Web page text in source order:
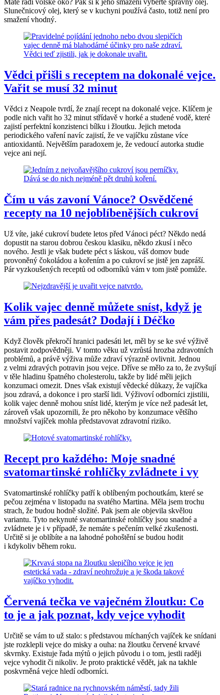
Slunečnicový olej, který se v kuchyni používá často, totiž není pro
smažení vhodný.
Vědci přišli s receptem na dokonalé vejce.
Vařit se musí 32 minut
Vědci z Neapole tvrdí, že znají recept na dokonalé vejce. Klíčem je
podle nich vařit ho 32 minut střídavě v horké a studené vodě, které
zajistí perfektní konzistenci bílku i žloutku. Jejich metoda
periodického vaření navíc zajistí, že ve vajíčku zůstane více
antioxidantů. Největším paradoxem je, že vedoucí autorka studie
vejce ani nejí.
Čím u vás zavoní Vánoce? Osvědčené
recepty na 10 nejoblíbenějších cukroví
Už víte, jaké cukroví budete letos před Vánoci péct? Někdo nedá
dopustit na starou dobrou českou klasiku, někdo zkusí i něco
nového. Jestli je však budete péct s láskou, váš domov bude
provoněný čokoládou a kořením a po cukroví se jistě jen zapráší.
Pár vyzkoušených receptů od odborníků vám v tom jistě pomůže.
Kolik vajec denně můžete sníst, když je
vám přes padesát? Dodají i Déčko
Když člověk překročí hranici padesáti let, měl by se ke své výživě
postavit zodpovědněji. V tomto věku už vzrůstá hrozba zdravotních
problémů, a právě výživa může zdraví výrazně ovlivnit. Jednou
z velmi zdravých potravin jsou vejce. Dříve se mělo za to, že zvyšují
v těle hladinu špatného cholesterolu, takže by lidé měli jejich
konzumaci omezit. Dnes však existují vědecké důkazy, že vajíčka
jsou zdravá, a dokonce i pro starší lidi. Výživoví odborníci zjistilii,
kolik vajec denně mohou sníst lidé, kterým je více než padesát let,
zároveň však upozornili, že pro někoho by konzumace většího
množství vajíček mohla představovat zdravotní riziko.
Recept pro každého: Moje snadné
svatomartinské rohlíčky zvládnete i vy
Svatomartinské rohlíčky patří k oblíbeným pochoutkám, které se
pečou zejména v listopadu na svatého Martina. Měla jsem trochu
strach, že budou hodně složité. Pak jsem ale objevila skvělou
variantu. Tyto nekynuté svatomartinské rohlíčky jsou snadné a
zvládnete je i v případě, že nemáte s pečením velké zkušenosti.
Určitě si je oblíbíte a na lahodné pohoštění se budou hodit
i kdykoliv během roku.
Červená tečka ve vaječném žloutku: Co
to je a jak poznat, kdy vejce vyhodit
Určitě se vám to už stalo: s představou míchaných vajíček ke snídani
jste rozklepli vejce do misky a ouha: na žloutku červené krvavé
skvrnky. Existuje řada mýtů o jejich původu i o tom, jestli raději
vejce vyhodit či nikoliv. Je proto praktické vědět, jak na takhle
poskvrněná vejce hledí odborníci.